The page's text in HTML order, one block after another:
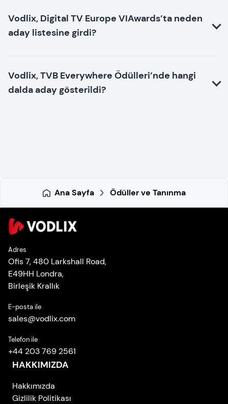
Vodlix, Digital TV Europe VIAwards’ta neden
aday listesine girdi?
Vodlix, TVB Everywhere Ödülleri’nde hangi
dalda aday gösterildi?
Ana Sayfa Ödüller ve Tanınma
Adres
Ofis 7, 480 Larkshall Road,
E49HH Londra,
Birleşik Krallık
E-posta ile
sales@vodlix.com
Telefon ile
+44 203 769 2561
HAKKIMIZDA
Hakkımızda
Gizlilik Politikası